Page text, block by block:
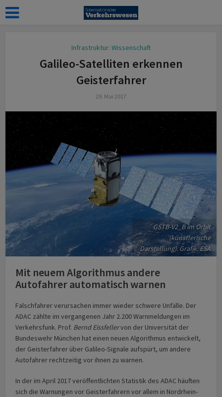
Infrastruktur: Wissenschaft
Galileo-Satelliten erkennen
Geisterfahrer
29. Mai 2017
GSTB-V2_B im Orbit
(künstlerische
Darstellung). Grafik: ESA
Mit neuem Algorithmus andere
Autofahrer automatisch warnen
Falschfahrer verursachen immer wieder schwere Unfälle. Der
ADAC zählte im vergangenen Jahr 2.200 Warnmeldungen im
Verkehrsfunk. Prof. Bernd Eissfellervon der Universität der
Bundeswehr München hat einen neuen Algorithmus entwickelt,
der Geisterfahrer über Galileo-Signale aufspürt, um andere
Autofahrer rechtzeitig vor ihnen zu warnen.
In der im April 2017 veröffentlichten Statistik des ADAC häuften
sich die Warnungen vor Geisterfahrern vor allem in Nordrhein-